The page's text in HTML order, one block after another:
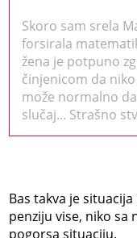
Skoro sam srela
forsirala
žena je potpuno
činjenicom da
može normalno
slučaj... Strašno
Bas takva je
penziju vise, niko sa
pogorsa situaciju.